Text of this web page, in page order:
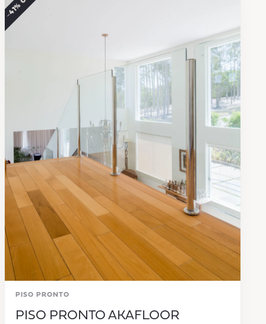
PISO PRONTO
PISO PRONTO AKAFLOOR